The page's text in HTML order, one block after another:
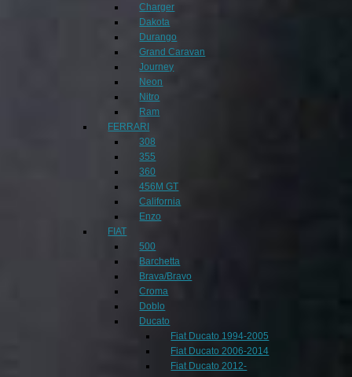
Charger
Dakota
Durango
Grand Caravan
Journey
Neon
Nitro
Ram
FERRARI
308
355
360
456M GT
California
Enzo
FIAT
500
Barchetta
Brava/Bravo
Croma
Doblo
Ducato
Fiat Ducato 1994-2005
Fiat Ducato 2006-2014
Fiat Ducato 2012-